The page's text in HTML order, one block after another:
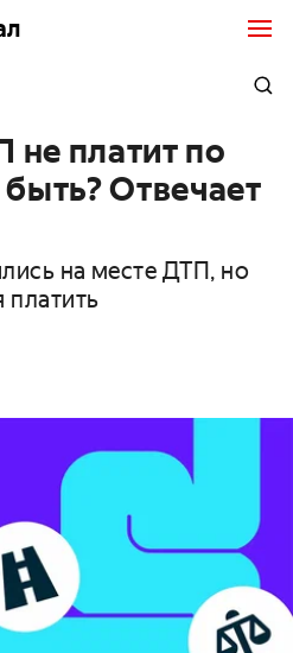
не платит по
Отвечает
на месте ДТП, но
платить